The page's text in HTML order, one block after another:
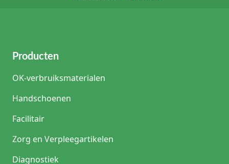
Producten
OK-verbruiksmaterialen
Handschoenen
Facilitair
Zorg en Verpleegartikelen
Diagnostiek